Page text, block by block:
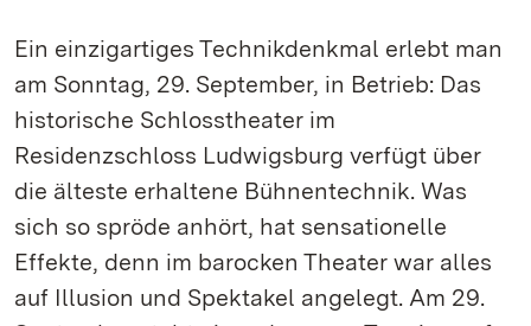
Ein einzigartiges Technikdenkmal erlebt man
am Sonntag, 29. September, in Betrieb: Das
historische Schlosstheater im
Residenzschloss Ludwigsburg verfügt über
die älteste erhaltene Bühnentechnik. Was
sich so spröde anhört, hat sensationelle
Effekte, denn im barocken Theater war alles
auf Illusion und Spektakel angelegt. Am 29.